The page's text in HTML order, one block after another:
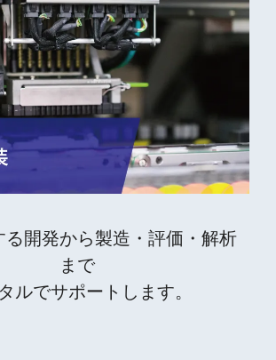
る開発から製造・評価・解析
まで
ルでサポートします。